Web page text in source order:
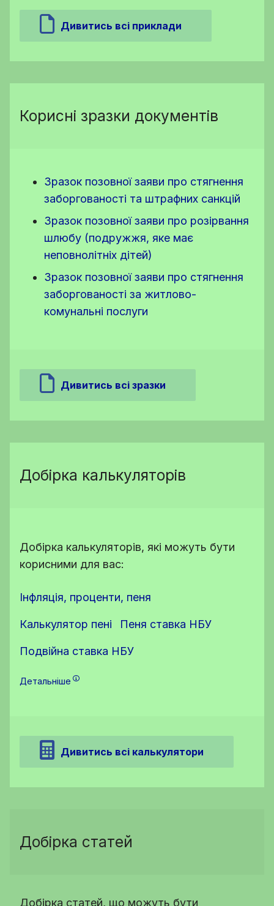
Дивитись всі приклади
Корисні зразки документів
Зразок позовної заяви про стягнення
заборгованості та штрафних санкцій
Зразок позовної заяви про розірвання
шлюбу (подружжя, яке має
неповнолітніх дітей)
Зразок позовної заяви про стягнення
заборгованості за житлово-
комунальні послуги
Дивитись всі зразки
Добірка калькуляторів
Добірка калькуляторів, які можуть бути
корисними для вас:
Інфляція, проценти, пеня
Калькулятор пені Пеня ставка НБУ
Подвійна ставка НБУ
Детальніше
Дивитись всі калькулятори
Добірка статей
Добірка статей, що можуть бути